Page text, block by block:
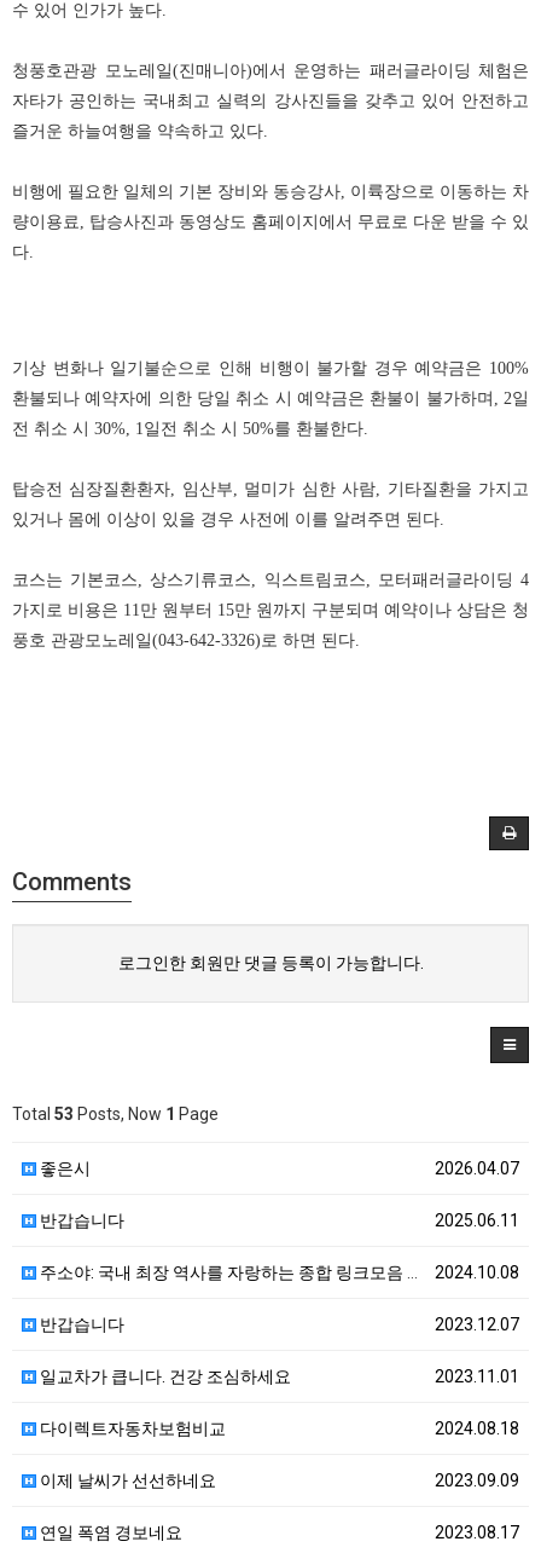
수 있어 인가가 높다.
청풍호관광 모노레일(진매니아)에서 운영하는 패러글라이딩 체험은
자타가 공인하는 국내최고 실력의 강사진들을 갖추고 있어 안전하고
즐거운 하늘여행을 약속하고 있다.
비행에 필요한 일체의 기본 장비와 동승강사, 이륙장으로 이동하는 차
량이용료, 탑승사진과 동영상도 홈페이지에서 무료로 다운 받을 수 있
다.
기상 변화나 일기불순으로 인해 비행이 불가할 경우 예약금은 100%
환불되나 예약자에 의한 당일 취소 시 예약금은 환불이 불가하며, 2일
전 취소 시 30%, 1일전 취소 시 50%를 환불한다.
탑승전 심장질환환자, 임산부, 멀미가 심한 사람, 기타질환을 가지고
있거나 몸에 이상이 있을 경우 사전에 이를 알려주면 된다.
코스는 기본코스, 상스기류코스, 익스트림코스, 모터패러글라이딩 4
가지로 비용은 11만 원부터 15만 원까지 구분되며 예약이나 상담은 청
풍호 관광모노레일(043-642-3326)로 하면 된다.
Comments
로그인한 회원만 댓글 등록이 가능합니다.
Total 53 Posts, Now 1 Page
2026.04.07
좋은시
2025.06.11
반갑습니다
2024.10.08
주소야: 국내 최장 역사를 자랑하는 종합 링크모음 사이…
2023.12.07
반갑습니다
2023.11.01
일교차가 큽니다. 건강 조심하세요
2024.08.18
다이렉트자동차보험비교
2023.09.09
이제 날씨가 선선하네요
2023.08.17
연일 폭염 경보네요